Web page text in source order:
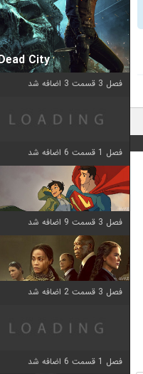
City
فصل 3 قسمت 3 اضافه شد
فصل 1 قسمت 6 اضافه شد
فصل 3 قسمت 9 اضافه شد
فصل 3 قسمت 2 اضافه شد
فصل 1 قسمت 6 اضافه شد